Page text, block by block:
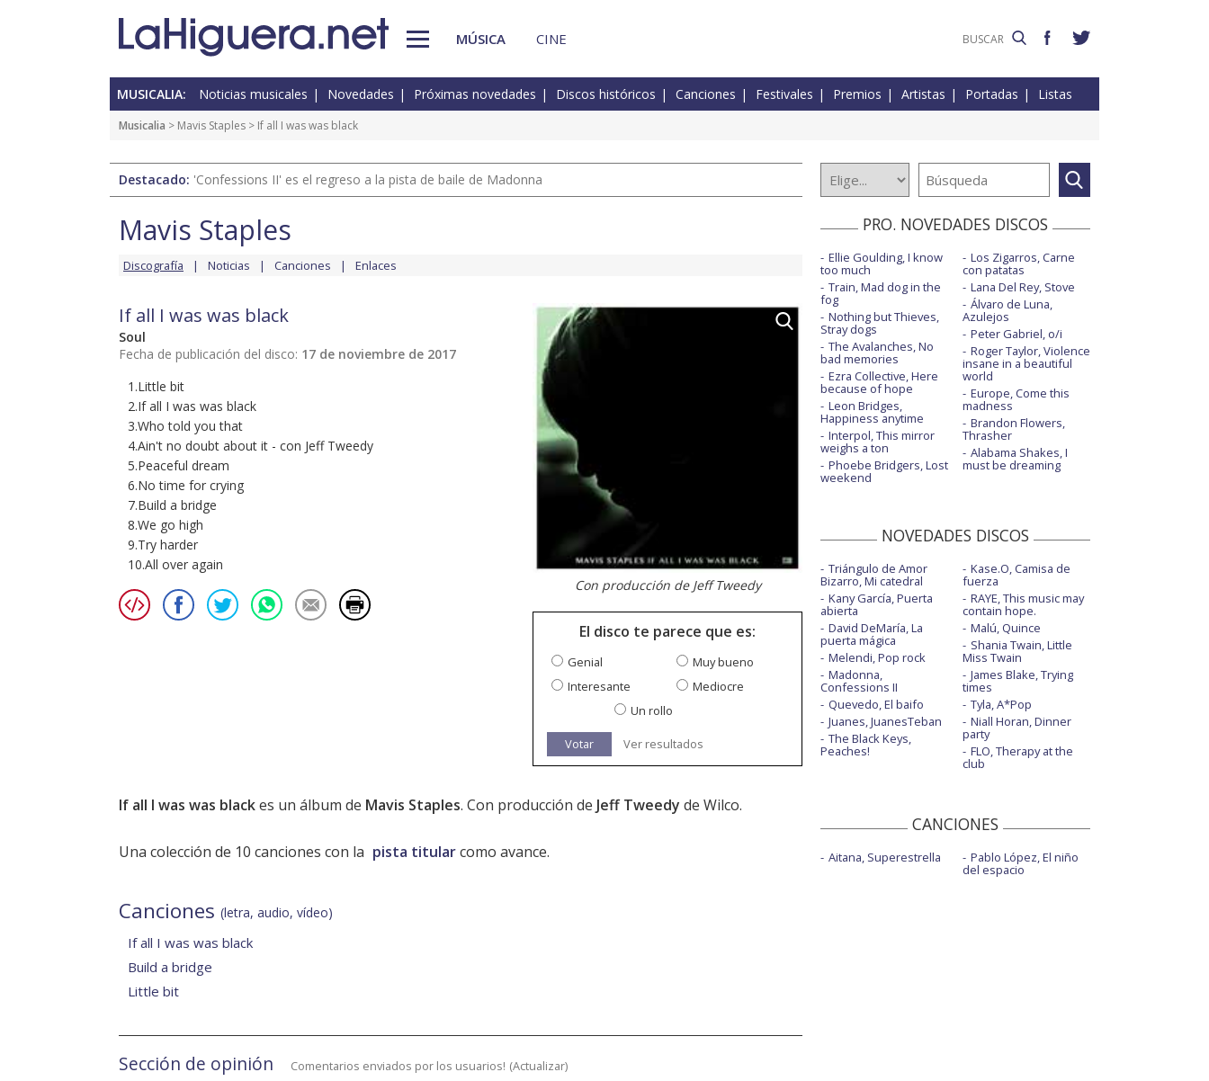
MÚSICA CINE
MUSICALIA: Noticias musicales Novedades Próximas novedades Discos históricos Canciones Festivales Premios Artistas Portadas Listas
Musicalia > Mavis Staples > If all I was was black
Destacado: 'Confessions II' es el regreso a la pista de baile de Madonna
Mavis Staples
Discografía Noticias Canciones Enlaces
If all I was was black
Soul
Fecha de publicación del disco: 17 de noviembre de 2017
1.Little bit
2.If all I was was black
3.Who told you that
4.Ain't no doubt about it - con Jeff Tweedy
5.Peaceful dream
6.No time for crying
7.Build a bridge
8.We go high
9.Try harder
10.All over again
Con producción de Jeff Tweedy
El disco te parece que es:
Genial
Muy bueno
Interesante
Mediocre
Un rollo
Votar Ver resultados
If all I was was blackes un álbum de Mavis Staples. Con producción de Jeff Tweedy de Wilco.
Una colección de 10 canciones con la pista titularcomo avance.
Canciones (letra, audio, vídeo)
If all I was was black
Build a bridge
Little bit
Sección de opinión Comentarios enviados por los usuarios! (Actualizar)
PRO. NOVEDADES DISCOS
Ellie Goulding, I know
too much
Train, Mad dog in the
fog
Nothing but Thieves,
Stray dogs
The Avalanches, No
bad memories
Ezra Collective, Here
because of hope
Leon Bridges,
Happiness anytime
Interpol, This mirror
weighs a ton
Phoebe Bridgers, Lost
weekend
Los Zigarros, Carne
con patatas
Lana Del Rey, Stove
Álvaro de Luna,
Azulejos
Peter Gabriel, o/i
Roger Taylor, Violence
insane in a beautiful
world
Europe, Come this
madness
Brandon Flowers,
Thrasher
Alabama Shakes, I
must be dreaming
NOVEDADES DISCOS
Triángulo de Amor
Bizarro, Mi catedral
Kany García, Puerta
abierta
David DeMaría, La
puerta mágica
Melendi, Pop rock
Madonna,
Confessions II
Quevedo, El baifo
Juanes, JuanesTeban
The Black Keys,
Peaches!
Kase.O, Camisa de
fuerza
RAYE, This music may
contain hope.
Malú, Quince
Shania Twain, Little
Miss Twain
James Blake, Trying
times
Tyla, A*Pop
Niall Horan, Dinner
party
FLO, Therapy at the
club
CANCIONES
Aitana, Superestrella Pablo López, El niño
del espacio